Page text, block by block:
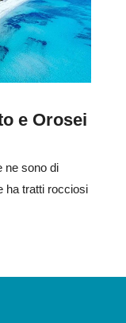
e Orosei
ne sono di
ha tratti rocciosi